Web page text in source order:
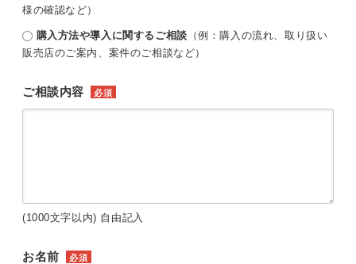
様の確認など）
購入方法や導入に関するご相談 （例：購入の流れ、取り扱い
販売店のご案内、案件のご相談など）
ご相談内容 必須
(1000文字以内) 自由記入
お名前 必須